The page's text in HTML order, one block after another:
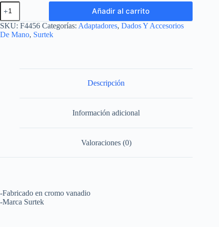
Adaptador
para
dado
cuadro
de
cantidad
Añadir al carrito
SKU: F4456 Categorías: Adaptadores, Dados Y Accesorios
De Mano, Surtek
Descripción
Información adicional
Valoraciones (0)
-Fabricado en cromo vanadio
-Marca Surtek